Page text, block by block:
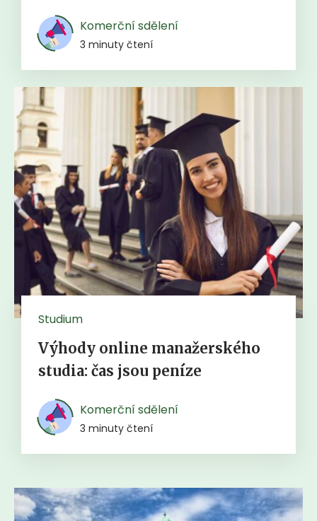
Komerční sdělení
3 minuty čtení
Studium
Výhody online manažerského
studia: čas jsou peníze
Komerční sdělení
3 minuty čtení